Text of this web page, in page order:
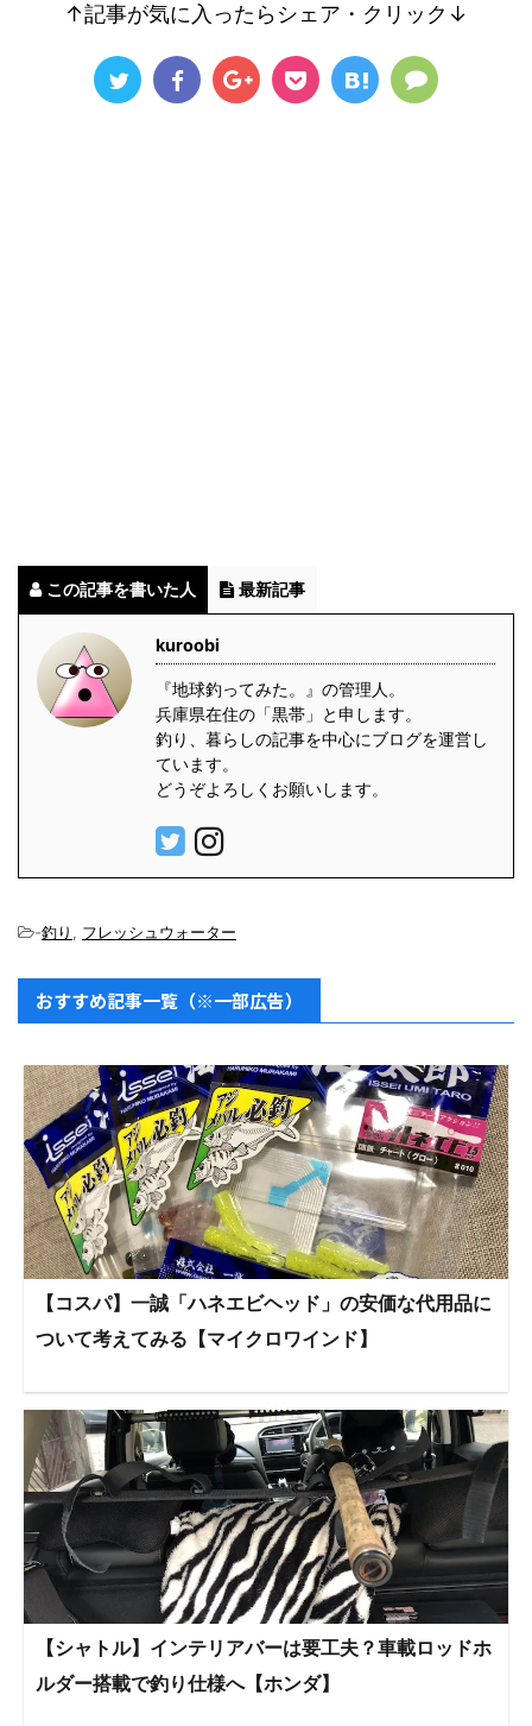
↑記事が気に入ったらシェア・クリック↓
この記事を書いた人 最新記事
kuroobi
『地球釣ってみた。』の管理人。
兵庫県在住の「黒帯」と申します。
釣り、暮らしの記事を中心にブログを運営し
ています。
どうぞよろしくお願いします。
-釣り , フレッシュウォーター
おすすめ記事一覧（※一部広告）
【コスパ】一誠「ハネエビヘッド」の安価な代用品に
ついて考えてみる【マイクロワインド】
【シャトル】インテリアバーは要工夫？車載ロッドホ
ルダー搭載で釣り仕様へ【ホンダ】